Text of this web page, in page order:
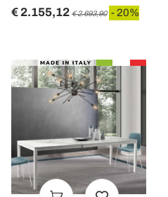
€ 2.155,12 € 2.693,90 - 20%